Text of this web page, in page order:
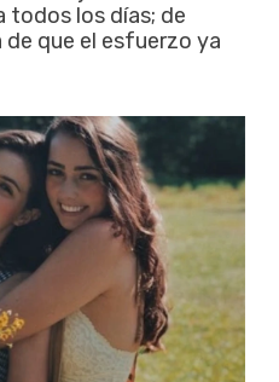
todos los días; de
que el esfuerzo ya